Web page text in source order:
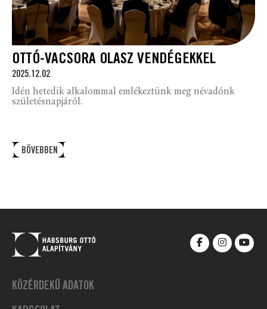
OTTÓ-VACSORA OLASZ VENDÉGEKKEL
2025.12.02
Idén hetedik alkalommal emlékeztünk meg névadónk
születésnapjáról.
BŐVEBBEN
KÖZÉRDEKŰ ADATOK